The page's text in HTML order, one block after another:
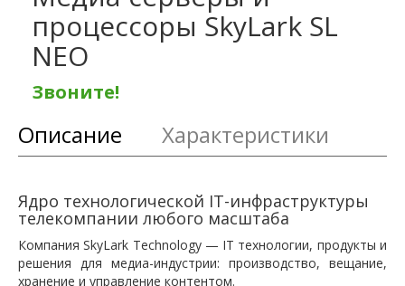
процессоры SkyLark SL
NEO
Звоните!
Описание Характеристики
Ядро технологической IT-инфраструктуры
телекомпании любого масштаба
Компания SkyLark Technology — IT технологии, продукты и
решения для медиа-индустрии: производство, вещание,
хранение и управление контентом.